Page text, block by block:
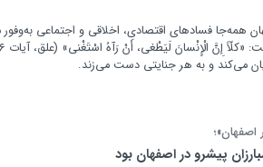
همه‌جا فسادهای اقتصادی، اخلاقی و اجتماعی
می‌کند و به هر جنایتی دست می‌زند.
اصفهان»؛
پیشرو در اصفهان بود